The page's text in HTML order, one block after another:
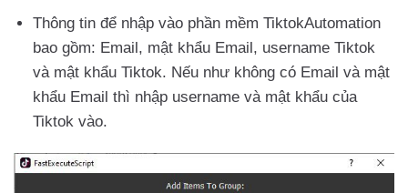
Thông tin để nhập vào phần mềm TiktokAutomation
bao gồm: Email, mật khẩu Email, username Tiktok
và mật khẩu Tiktok. Nếu như không có Email và mật
khẩu Email thì nhập username và mật khẩu của
Tiktok vào.